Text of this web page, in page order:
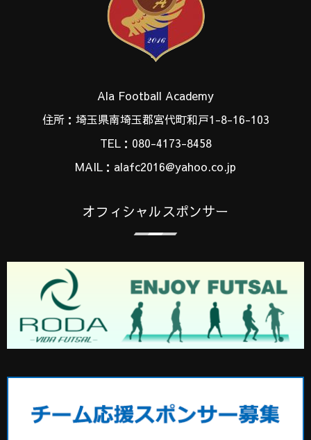
Ala Football Academy
住所：埼玉県南埼玉郡宮代町和戸1-8-16-103
TEL：080-4173-8458
MAIL：alafc2016@yahoo.co.jp
オフィシャルスポンサー